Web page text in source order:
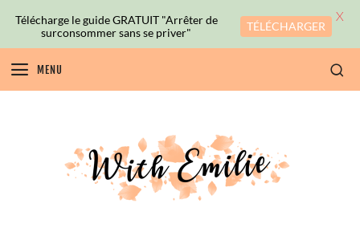
MENU
Télécharge le guide GRATUIT "Arrêter de
surconsommer sans se priver"
TÉLÉCHARGER
X